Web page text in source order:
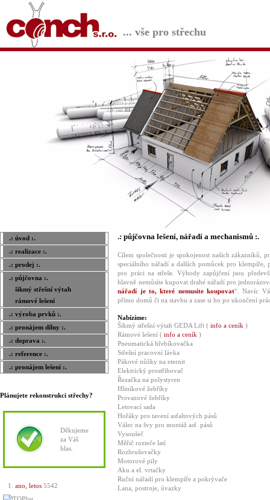
... vše pro střechu
.: úvod :.
.: realizace :.
.: prodej :.
.: půjčovna :.
šikmý střešní výtah
rámové lešení
.: výroba prvků :.
.: pronájem dílny :.
.: doprava :.
.: reference :.
.: pronájem lešení :.
Plánujete rekonstrukci střechy?
Děkujeme
za Váš
hlas.
ano, letos 5542
.: půjčovna lešení, nářadí a mechanismů :.
Cílem společnosti je spokojenost našich zákazníků,
speciálního nářadí a dalších pomůcek pro klempíře,
pro práci na střeše. Výhody zapůjčení jsou
hlavně nemůsíte kupovat drahé nářadí pro
nářadí je to, které nemusíte koupovat“. Navíc
přímo domů či na stavbu a zase si ho po ukončení
Nabízíme:
Šikmý střešní výtah GEDA Lift (info a ceník )
Rámové lešení (info a ceník )
Pneumatická hřebíkovačka
Střešní pracovní lávka
Pákové nůžky na eternit
Elektrický prostřihovač
Řezačka na polystyren
Hliníkové žebříky
Provazové žebříky
Letovací sada
Hořáky pro tavení asfaltových pásů
Válec na švy pro montáž asf. pásů
Vysoušeč
Měřič rozteče latí
Rozbrušovačky
Motorové pily
Aku a el. vrtačky
Ruční nářadí pro klempíře a pokrývače
Lana, postroje, úvazky